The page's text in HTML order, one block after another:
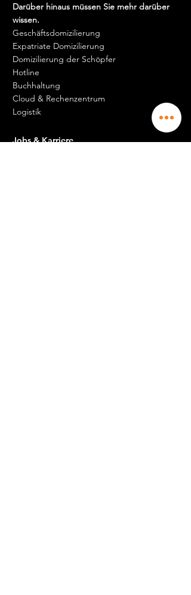
Darüber hinaus müssen Sie mehr darüber
wissen.
Geschäftsdomizilierung
Expatriate Domizilierung
Domizilierung der Schöpfer
Hotline
Buchhaltung
Cloud & Rechenzentrum
Logistik
Jobs & Karriere